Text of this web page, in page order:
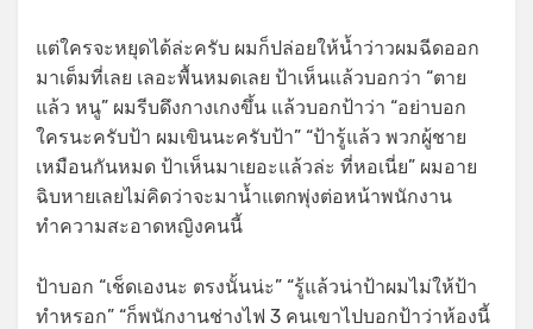
แต่ใครจะหยุดได้ล่ะครับ ผมก็ปล่อยให้น้ำว่าวผมฉีดออก
มาเต็มที่เลย เลอะพื้นหมดเลย ป้าเห็นแล้วบอกว่า “ตาย
แล้ว หนู” ผมรีบดึงกางเกงขึ้น แล้วบอกป้าว่า “อย่าบอก
ใครนะครับป้า ผมเขินนะครับป้า” “ป้ารู้แล้ว พวกผู้ชาย
เหมือนกันหมด ป้าเห็นมาเยอะแล้วล่ะ ที่หอเนี่ย” ผมอาย
ฉิบหายเลยไม่คิดว่าจะมาน้ำแตกพุ่งต่อหน้าพนักงาน
ทำความสะอาดหญิงคนนี้
ป้าบอก “เช็ดเองนะ ตรงนั้นน่ะ” “รู้แล้วน่าป้าผมไม่ให้ป้า
ทำหรอก” “ก็พนักงานช่างไฟ 3 คนเขาไปบอกป้าว่าห้องนี้